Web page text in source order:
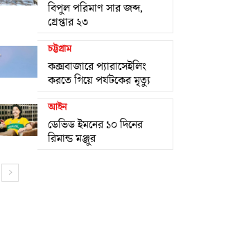
বিপুল পরিমাণ সার জব্দ,
গ্রেপ্তার ২৩
চট্টগ্রাম
কক্সবাজারে প্যারাসেইলিং
করতে গিয়ে পর্যটকের মৃত্যু
আইন
ডেভিড ইমনের ১০ দিনের
রিমান্ড মঞ্জুর